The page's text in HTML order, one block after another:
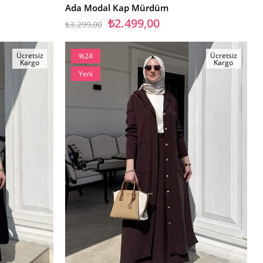
Ada Modal Kap Mürdüm
₺2.499,00
₺3.299,00
Ücretsiz
Kargo
%24
İndirim
%24İndirim
Yeni
Ürün
Ücretsiz
Kargo